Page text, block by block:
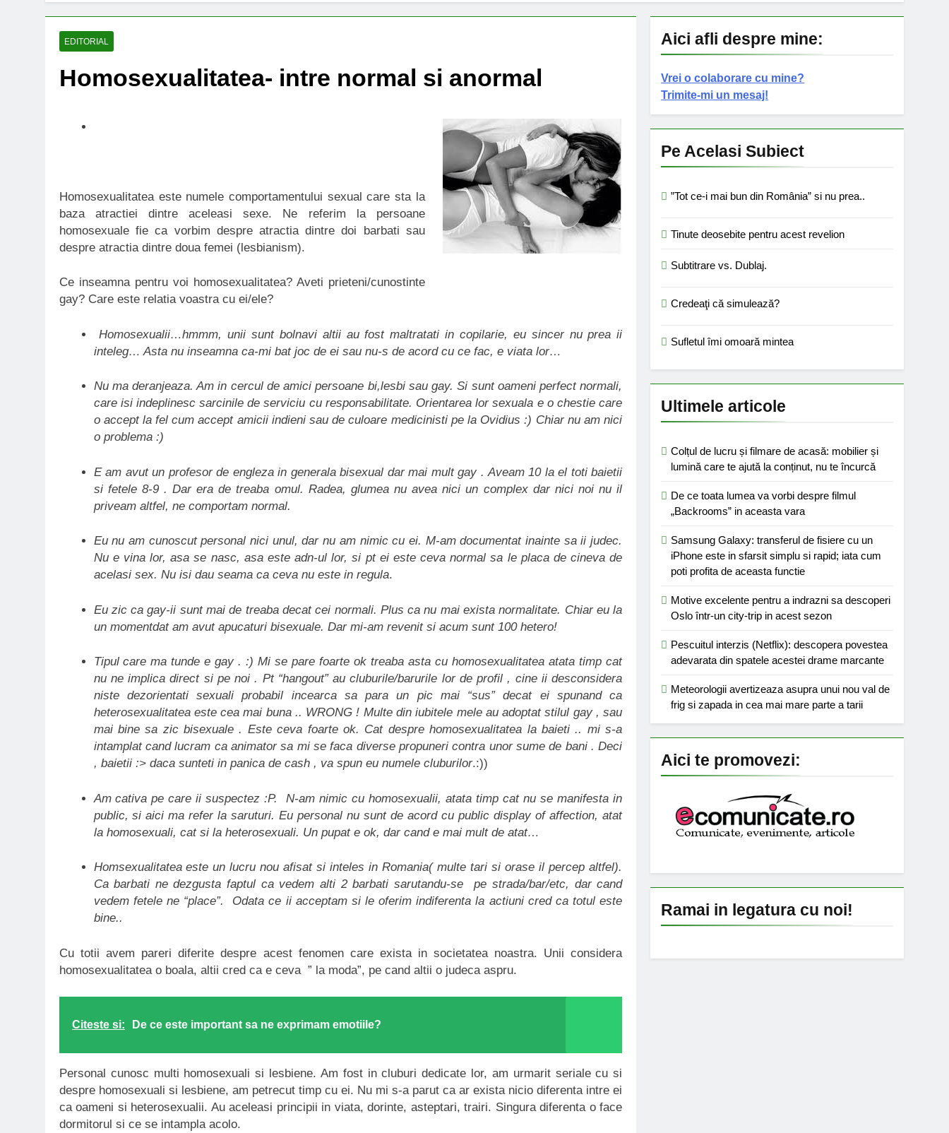
EDITORIAL
Homosexualitatea- intre normal si anormal
Homosexualitatea este numele comportamentului sexual care sta la
baza atractiei dintre aceleasi sexe. Ne referim la persoane
homosexuale fie ca vorbim despre atractia dintre doi barbati sau
despre atractia dintre doua femei (lesbianism).
Ce inseamna pentru voi homosexualitatea? Aveti prieteni/cunostinte
gay? Care este relatia voastra cu ei/ele?
Homosexualii…hmmm, unii sunt bolnavi altii au fost maltratati in copilarie, eu sincer nu prea ii
inteleg… Asta nu inseamna ca-mi bat joc de ei sau nu-s de acord cu ce fac, e viata lor…
Nu ma deranjeaza. Am in cercul de amici persoane bi,lesbi sau gay. Si sunt oameni perfect normali,
care isi indeplinesc sarcinile de serviciu cu responsabilitate. Orientarea lor sexuala e o chestie care
o accept la fel cum accept amicii indieni sau de culoare medicinisti pe la Ovidius :) Chiar nu am nici
o problema :)
E am avut un profesor de engleza in generala bisexual dar mai mult gay . Aveam 10 la el toti baietii
si fetele 8-9 . Dar era de treaba omul. Radea, glumea nu avea nici un complex dar nici noi nu il
priveam altfel, ne comportam normal.
Eu nu am cunoscut personal nici unul, dar nu am nimic cu ei. M-am documentat inainte sa ii judec.
Nu e vina lor, asa se nasc, asa este adn-ul lor, si pt ei este ceva normal sa le placa de cineva de
acelasi sex. Nu isi dau seama ca ceva nu este in regula.
Eu zic ca gay-ii sunt mai de treaba decat cei normali. Plus ca nu mai exista normalitate. Chiar eu la
un momentdat am avut apucaturi bisexuale. Dar mi-am revenit si acum sunt 100 hetero!
Tipul care ma tunde e gay . :) Mi se pare foarte ok treaba asta cu homosexualitatea atata timp cat
nu ne implica direct si pe noi . Pt “hangout” au cluburile/barurile lor de profil , cine ii desconsidera
niste dezorientati sexuali probabil incearca sa para un pic mai “sus” decat ei spunand ca
heterosexualitatea este cea mai buna .. WRONG ! Multe din iubitele mele au adoptat stilul gay , sau
mai bine sa zic bisexuale . Este ceva foarte ok. Cat despre homosexualitatea la baieti .. mi s-a
intamplat cand lucram ca animator sa mi se faca diverse propuneri contra unor sume de bani . Deci
, baietii :> daca sunteti in panica de cash , va spun eu numele cluburilor.:))
Am cativa pe care ii suspectez :P. N-am nimic cu homosexualii, atata timp cat nu se manifesta in
public, si aici ma refer la saruturi. Eu personal nu sunt de acord cu public display of affection, atat
la homosexuali, cat si la heterosexuali. Un pupat e ok, dar cand e mai mult de atat…
Homsexualitatea este un lucru nou afisat si inteles in Romania( multe tari si orase il percep altfel).
Ca barbati ne dezgusta faptul ca vedem alti 2 barbati sarutandu-se pe strada/bar/etc, dar cand
vedem fetele ne “place”. Odata ce ii acceptam si le oferim indiferenta la actiuni cred ca totul este
bine..
Cu totii avem pareri diferite despre acest fenomen care exista in societatea noastra. Unii considera
homosexualitatea o boala, altii cred ca e ceva ” la moda”, pe cand altii o judeca aspru.
Citeste si: De ce este important sa ne exprimam emotiile?
Personal cunosc multi homosexuali si lesbiene. Am fost in cluburi dedicate lor, am urmarit seriale cu si
despre homosexuali si lesbiene, am petrecut timp cu ei. Nu mi s-a parut ca ar exista nicio diferenta intre ei
ca oameni si heterosexualii. Au aceleasi principii in viata, dorinte, asteptari, trairi. Singura diferenta o face
dormitorul si ce se intampla acolo.
Aici afli despre mine:
Vrei o colaborare cu mine?
Trimite-mi un mesaj!
Pe Acelasi Subiect
”Tot ce-i mai bun din România” si nu prea..
Tinute deosebite pentru acest revelion
Subtitrare vs. Dublaj.
Credeaţi că simulează?
Sufletul îmi omoară mintea
Ultimele articole
Colțul de lucru și filmare de acasă: mobilier și
lumină care te ajută la conținut, nu te încurcă
De ce toata lumea va vorbi despre filmul
„Backrooms” in aceasta vara
Samsung Galaxy: transferul de fisiere cu un
iPhone este in sfarsit simplu si rapid; iata cum
poti profita de aceasta functie
Motive excelente pentru a indrazni sa descoperi
Oslo într-un city-trip in acest sezon
Pescuitul interzis (Netflix): descopera povestea
adevarata din spatele acestei drame marcante
Meteorologii avertizeaza asupra unui nou val de
frig si zapada in cea mai mare parte a tarii
Aici te promovezi:
Ramai in legatura cu noi!